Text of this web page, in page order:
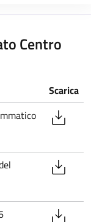
Centro
Scarica